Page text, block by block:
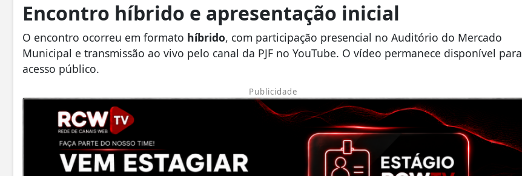
Encontro híbrido e apresentação inicial
O encontro ocorreu em formato híbrido, com participação presencial no Auditório do Mercado
Municipal e transmissão ao vivo pelo canal da PJF no YouTube. O vídeo permanece disponível para
acesso público.
Publicidade